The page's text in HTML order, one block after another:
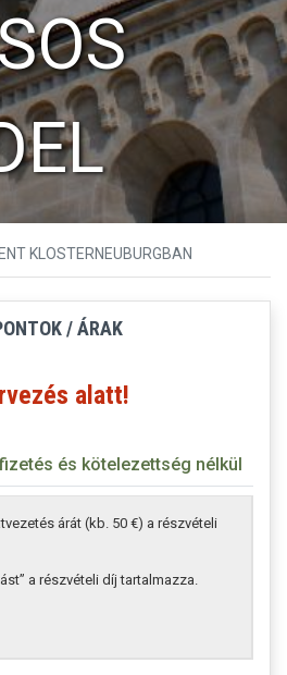
KLOSTERNEUBURGBAN
/ ÁRAK
alatt!
és kötelezettség nélkül
árát (kb. 50 €) a részvételi
a részvételi díj tartalmazza.